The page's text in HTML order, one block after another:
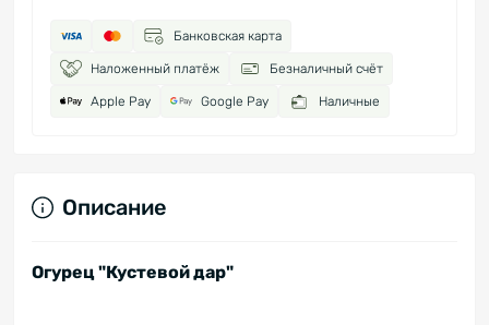
Банковская карта
Наложенный платёж Безналичный счёт
Apple Pay Google Pay Наличные
Описание
Огурец "Кустевой дар"